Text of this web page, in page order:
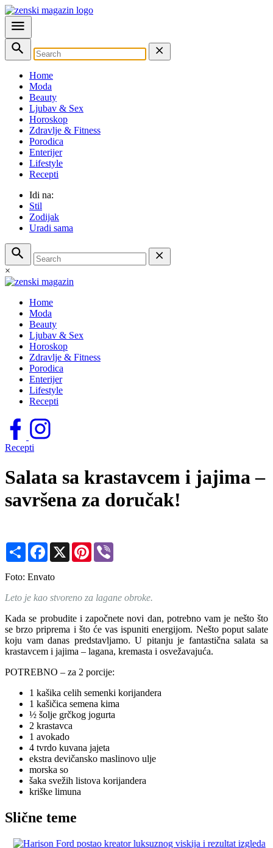
Home
Moda
Beauty
Ljubav & Sex
Horoskop
Zdravlje & Fitness
Porodica
Enterijer
Lifestyle
Recepti
Idi na:
Stil
Zodijak
Uradi sama
×
Home
Moda
Beauty
Ljubav & Sex
Horoskop
Zdravlje & Fitness
Porodica
Enterijer
Lifestyle
Recepti
Recepti
Salata sa krastavcem i jajima –
savršena za doručak!
Share Facebook
X Pinterest
Foto: Envato
Leto je kao stvoreno za lagane obroke.
Kada se probudite i započnete novi dan, potrebno vam je nešto što
se brzo priprema i što će vas ispuniti energijom. Nešto poput salate
koju vam danas predstavljamo. U pitanju je fantastična salata sa
krastavcem i jajima – lagana, kremasta i osvežavajuća.
POTREBNO – za 2 porcije:
1 kašika celih semenki korijandera
1 kašičica semena kima
½ šolje grčkog jogurta
2 krastavca
1 avokado
4 tvrdo kuvana jajeta
ekstra devičansko maslinovo ulje
morska so
šaka svežih listova korijandera
kriške limuna
Slične teme